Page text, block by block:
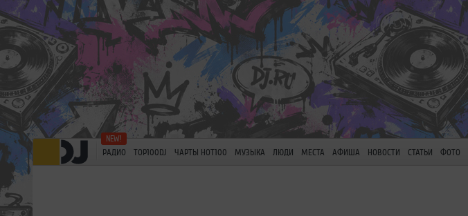
РАДИО TOP100DJ ЧАРТЫ HOT100 МУЗЫКА ЛЮДИ МЕСТА АФИША НОВОСТИ СТАТЬИ ФОТО